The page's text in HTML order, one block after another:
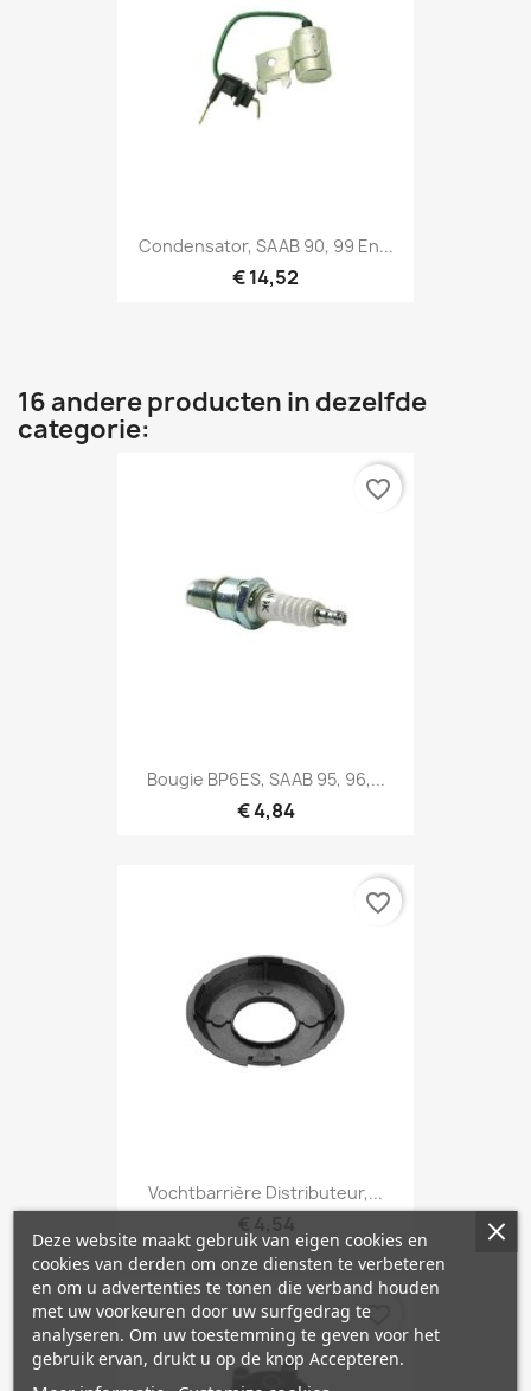
Condensator, SAAB 90, 99 En...
€ 14,52
16 andere producten in dezelfde
categorie:
Bougie BP6ES, SAAB 95, 96,...
€ 4,84
favorite_border
Vochtbarrière Distributeur,...
favorite_border
favorite_border
Deze website maakt gebruik van eigen cookies en
cookies van derden om onze diensten te verbeteren
en om u advertenties te tonen die verband houden
met uw voorkeuren door uw surfgedrag te
analyseren. Om uw toestemming te geven voor het
gebruik ervan, drukt u op de knop Accepteren.